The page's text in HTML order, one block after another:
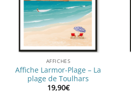
AFFICHES
Affiche Larmor-Plage – La
plage de Toulhars
19,90€